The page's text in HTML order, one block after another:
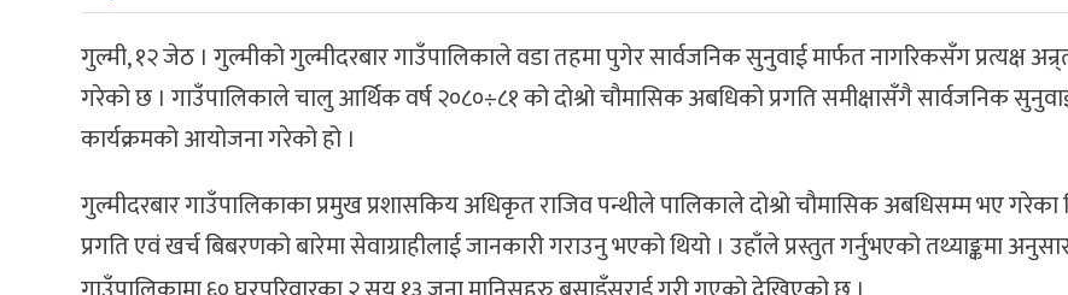
गुल्मी, १२ जेठ । गुल्मीको गुल्मीदरबार गाउँपालिकाले वडा तहमा पुगेर सार्वजनिक सुनुवाई मार्फत नागरिकसँग प्रत्यक्ष
गरेको छ । गाउँपालिकाले चालु आर्थिक वर्ष २०८०÷८१ को दोश्रो चौमासिक अबधिको प्रगति समीक्षासँगै सार्वजनिक
कार्यक्रमको आयोजना गरेको हो ।
गुल्मीदरबार गाउँपालिकाका प्रमुख प्रशासकिय अधिकृत राजिव पन्थीले पालिकाले दोश्रो चौमासिक अबधिसम्म भए गरेका
प्रगति एवं खर्च बिबरणको बारेमा सेवाग्राहीलाई जानकारी गराउनु भएको थियो । उहाँले प्रस्तुत गर्नुभएको तथ्याङ्कमा